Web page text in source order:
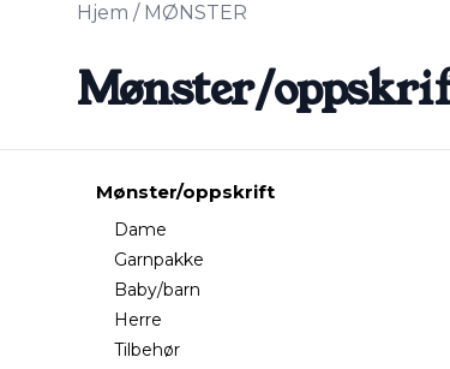
Hjem / MØNSTER
Mønster/
Mønster/oppskrift
Dame
Garnpakke
Baby/barn
Herre
Tilbehør